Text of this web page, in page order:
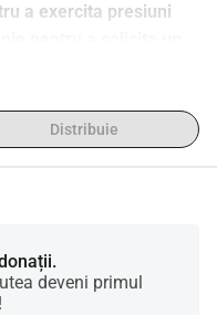
a exercita presiuni
sunt enorme vă
mulțumim.
Distribuie
deveni primul